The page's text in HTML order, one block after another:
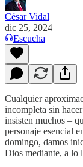
César Vidal
dic 25, 2024
Escucha
Cualquier
incompleta sin
insisten muchos –
personaje esencial
domingo, damos
Dios mediante, a lo